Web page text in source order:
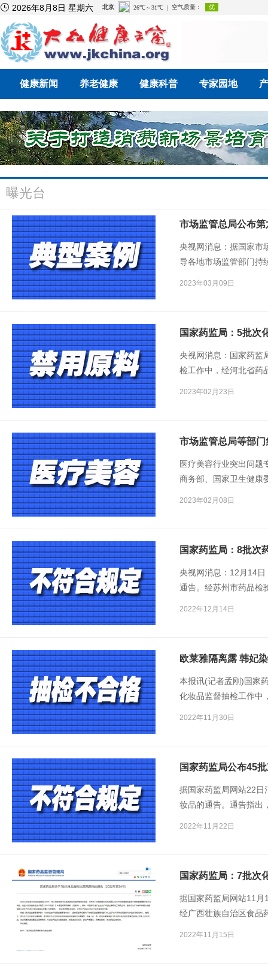
 2026年8月8日 星期六
健康新闻 养老健康 健康科普 专家园地
曝光台
市场监管总局公布
央视网消息：据国家市
导各地市场监管部门持
2023年03月09日
国家药监局：5批次
央视网消息：国家药监
检工作中，经河北省药
2023年02月23日
医疗美容行业突出问题
商务部、国家卫生健康
2023年02月08日
国家药监局：8批次
央视网消息：12月14
通告。经苏州市药品检
2022年12月14日
欧莱雅隔离露 韩妃
本报讯(记者孟刚)国家
化妆品监督抽检工作中
2022年11月30日
国家药监局公布45
据国家药监局网站22日
妆品的通告。通告指出
2022年11月22日
国家药监局：7批次
据国家药监局网站11月
经广西壮族自治区食品
2022年11月15日